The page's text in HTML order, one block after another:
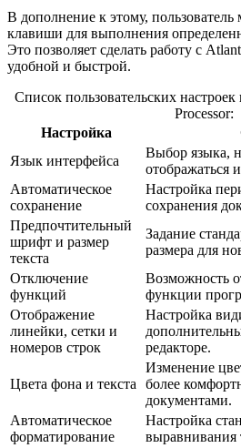
В дополнение к этому, пользователь
клавиши для выполнения
Это позволяет сделать работу с
удобной и быстрой.
Список пользовательских
Processor:
Настройка
Язык интерфейса
Выбор языка,
отображаться
Автоматическое
сохранение
Настройка
сохранения
Предпочтительный
шрифт и размер
текста
Задание
размера для
Отключение
функций
Возможность
функции
Отображение
линейки, сетки и
номеров строк
Настройка
редакторе.
Цвета фона и текста
Изменение
более
документами.
Автоматическое
форматирование
Настройка
выравнивания